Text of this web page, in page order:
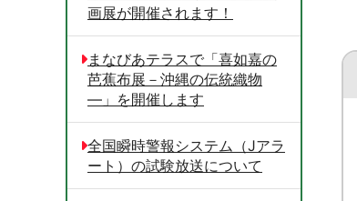
画展が開催されます！
まなびあテラスで「喜如嘉の
芭蕉布展－沖縄の伝統織物
―」を開催します
全国瞬時警報システム（Jアラ
ート）の試験放送について